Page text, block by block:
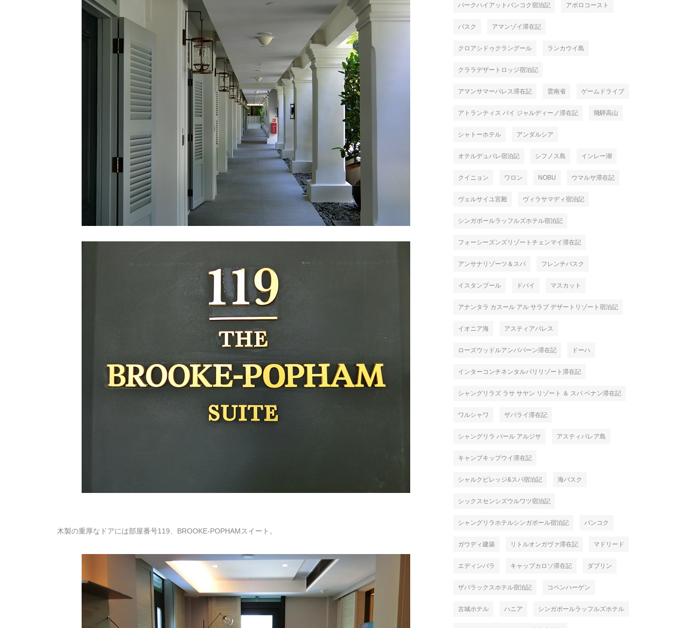
木製の重厚なドアには部屋番号119、BROOKE-POPHAMスイート。
パークハイアットバンコク宿泊記 アポロコースト
バスク アマンゾイ滞在記
クロアシドゥクラングール ランカウイ島
クララデザートロッジ宿泊記
アマンサマーパレス滞在記 雲南省 ゲームドライブ
アトランティス バイ ジャルディーノ滞在記 飛騨高山
シャトーホテル アンダルシア
オテルデュパレ宿泊記 シフノス島 インレー湖
クイニョン ワロン NOBU ウマルサ滞在記
ヴェルサイユ宮殿 ヴィラサマディ宿泊記
シンガポールラッフルズホテル宿泊記
フォーシーズンズリゾートチェンマイ滞在記
アンサナリゾーツ＆スパ フレンチバスク
イスタンブール ドバイ マスカット
アナンタラ カスール アル サラブ デザートリゾート宿泊記
イオニア海 アスティアパレス
ローズウッドルアンパバーン滞在記 ドーハ
インターコンチネンタルバリリゾート滞在記
シャングリラズ ラサ サヤン リゾート ＆ スパ ペナン滞在記
ワルシャワ ザバライ滞在記
シャングリラ バール アルジサ アスティパレア島
キャンプキップウイ滞在記
シャルクビレッジ&スパ宿泊記 海バスク
シックスセンシズウルワツ宿泊記
シャングリラホテルシンガポール宿泊記 バンコク
ガウディ建築 リトルオンガヴァ滞在記 マドリード
エディンバラ キャップカロソ滞在記 ダブリン
ザバラックスホテル宿泊記 コペンハーゲン
古城ホテル ハニア シンガポールラッフルズホテル